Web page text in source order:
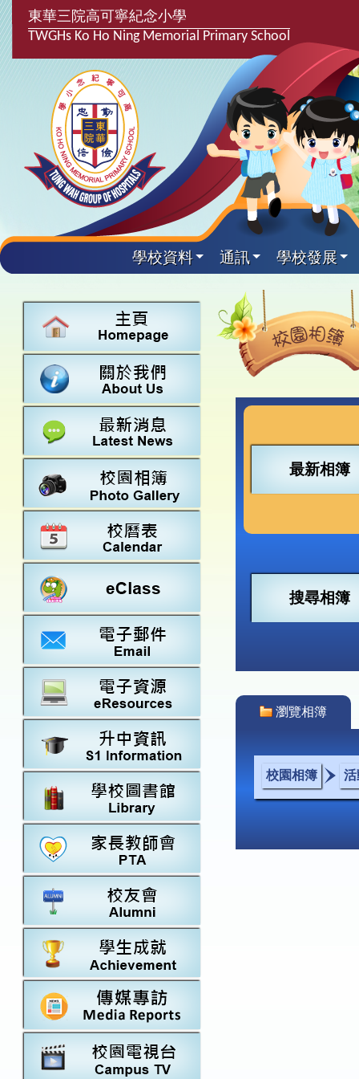
東華三院高可寧紀念小學
TWGHs Ko Ho Ning Memorial Primary School
學校資料 通訊 學校發展
關於
學校資料
校長的話
行政架構
學校設施
學校
最新消息
學校發
計劃,報告及
主要
中文
英文
常識
學生
學生支援組
言語能力提
興趣及
課後興趣班
校隊活動
學生得
25-26得獎
24-25得獎
22-23得獎
20-21得獎
校園
校園相簿
校園電台
學校附
家長教師會
校友會